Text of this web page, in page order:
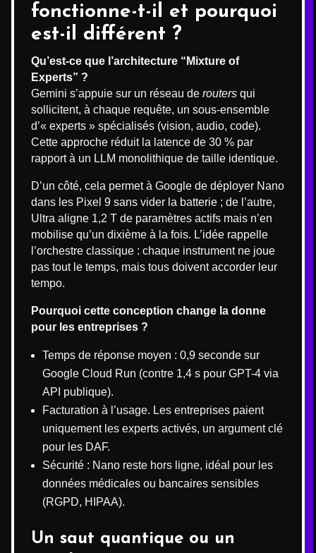
fonctionne-t-il et pourquoi
est-il différent ?
Qu’est-ce que l’architecture “Mixture of
Experts” ?
Gemini s’appuie sur un réseau de routers qui
sollicitent, à chaque requête, un sous-ensemble
d’« experts » spécialisés (vision, audio, code).
Cette approche réduit la latence de 30 % par
rapport à un LLM monolithique de taille identique.
D’un côté, cela permet à Google de déployer Nano
dans les Pixel 9 sans vider la batterie ; de l’autre,
Ultra aligne 1,2 T de paramètres actifs mais n’en
mobilise qu’un dixième à la fois. L’idée rappelle
l’orchestre classique : chaque instrument ne joue
pas tout le temps, mais tous doivent accorder leur
tempo.
Pourquoi cette conception change la donne
pour les entreprises ?
Temps de réponse moyen : 0,9 seconde sur
Google Cloud Run (contre 1,4 s pour GPT-4 via
API publique).
Facturation à l’usage. Les entreprises paient
uniquement les experts activés, un argument clé
pour les DAF.
Sécurité : Nano reste hors ligne, idéal pour les
données médicales ou bancaires sensibles
(RGPD, HIPAA).
Un saut quantique ou un